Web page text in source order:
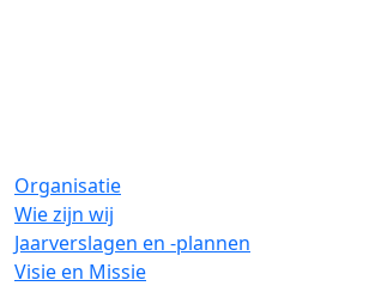
Organisatie
Wie zijn wij
Jaarverslagen en -plannen
Visie en Missie